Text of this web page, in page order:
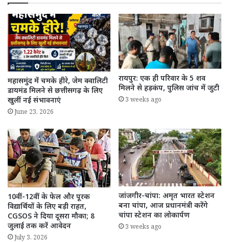
महासमुंद में चमके हीरे, जेम क्वालिटी
डायमंड मिलने से छत्तीसगढ़ के लिए
खुलीं नई संभावनाएं
June 23, 2026
रायपुर: एक ही परिवार के 5 शव
मिलने से हड़कंप, पुलिस जांच में जुटी
3 weeks ago
10वीं-12वीं के फेल और पूरक
विद्यार्थियों के लिए बड़ी राहत,
CGSOS ने दिया दूसरा मौका; 8
जुलाई तक करें आवेदन
July 3, 2026
जांजगीर-चांपा: अमृत भारत स्टेशन
बना चांपा, आज प्रधानमंत्री करेंगे
चांपा स्टेशन का लोकार्पण
3 weeks ago